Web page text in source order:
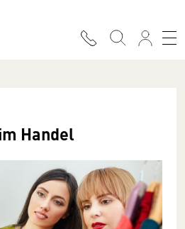
Handel